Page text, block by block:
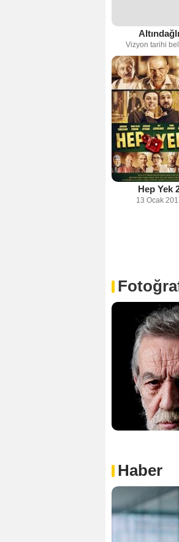
Altındağlı
Vizyon tarihi
Hep Yek
13 Ocak
Haber